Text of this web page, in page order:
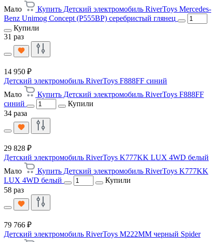
Мало
Купить Детский электромобиль RiverToys Mercedes-
Benz Unimog Concept (P555BP) серебристый глянец
Купили
31 раз
14 950 ₽
Детский электромобиль RiverToys F888FF синий
Мало
Купить Детский электромобиль RiverToys F888FF
синий
Купили
34 раза
29 828 ₽
Детский электромобиль RiverToys K777KK LUX 4WD белый
Мало
Купить Детский электромобиль RiverToys K777KK
LUX 4WD белый
Купили
58 раз
79 766 ₽
Детский электромобиль RiverToys M222MM черный Spider